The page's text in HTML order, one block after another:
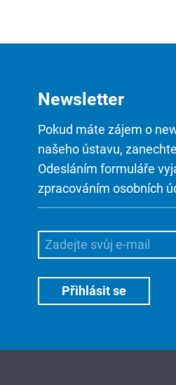
Newsletter
Pokud máte zájem o
našeho ústavu,
Odesláním formuláře
zpracováním osobních